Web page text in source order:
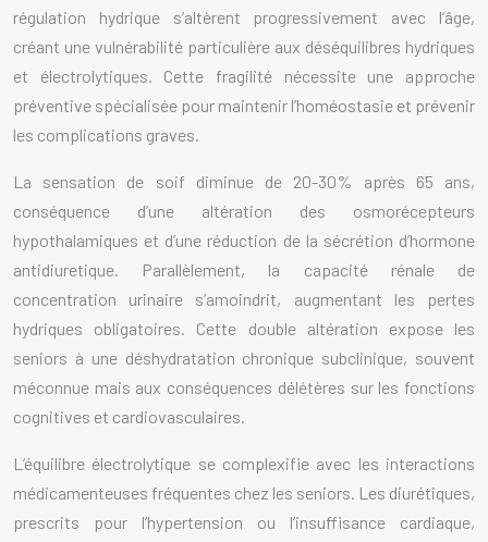
régulation hydrique s’altèrent progressivement avec l’âge,
créant une vulnérabilité particulière aux déséquilibres hydriques
et électrolytiques. Cette fragilité nécessite une approche
préventive spécialisée pour maintenir l’homéostasie et prévenir
les complications graves.
La sensation de soif diminue de 20-30% après 65 ans,
conséquence d’une altération des osmorécepteurs
hypothalamiques et d’une réduction de la sécrétion d’hormone
antidiuretique. Parallèlement, la capacité rénale de
concentration urinaire s’amoindrit, augmentant les pertes
hydriques obligatoires. Cette double altération expose les
seniors à une déshydratation chronique subclinique, souvent
méconnue mais aux conséquences délétères sur les fonctions
cognitives et cardiovasculaires.
L’équilibre électrolytique se complexifie avec les interactions
médicamenteuses fréquentes chez les seniors. Les diurétiques,
prescrits pour l’hypertension ou l’insuffisance cardiaque,